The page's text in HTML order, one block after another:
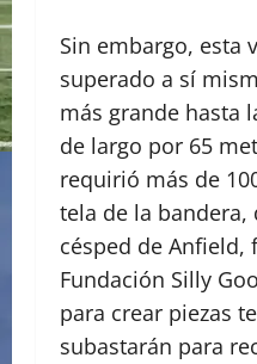
Sin embargo, esta
superado a sí
más grande hasta
de largo por 65
requirió más de
tela de la bandera,
césped de Anfield,
Fundación Silly
para crear piezas
subastarán para